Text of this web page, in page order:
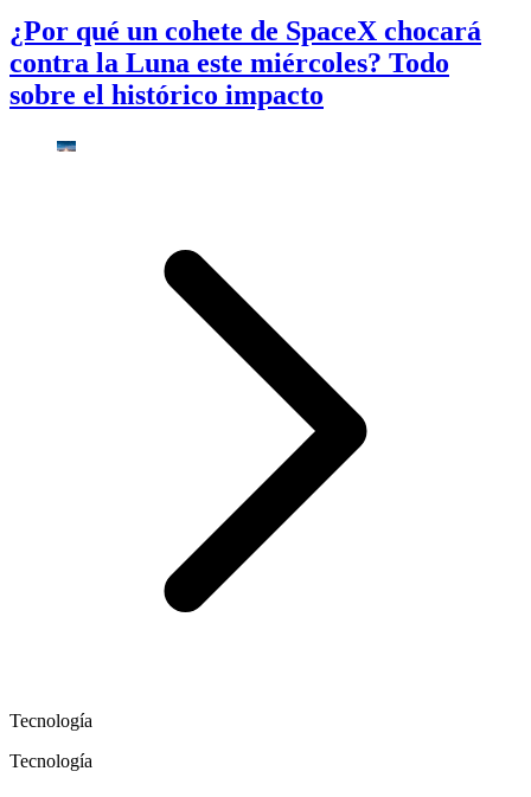
¿Por qué un cohete de SpaceX chocará
contra la Luna este miércoles? Todo
sobre el histórico impacto
Tecnología
Tecnología